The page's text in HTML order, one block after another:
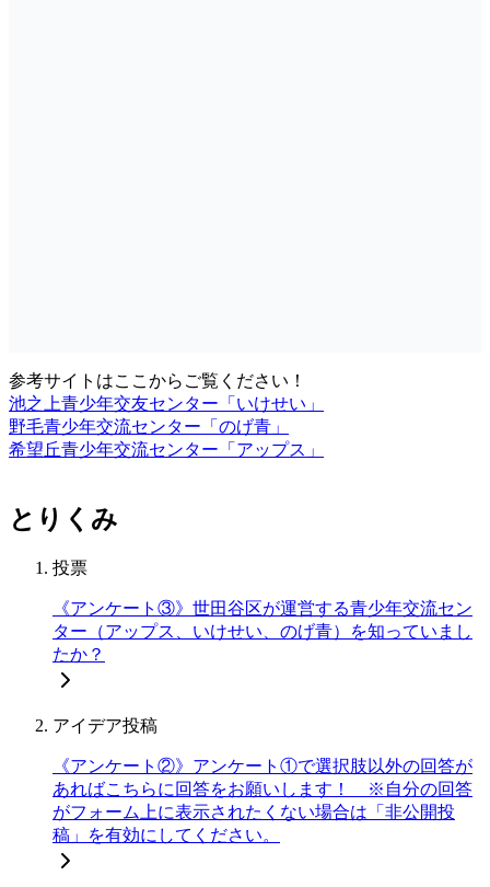
参考サイトはここからご覧ください！
池之上青少年交友センター「いけせい」
野毛青少年交流センター「のげ青」
希望丘青少年交流センター「アップス」
とりくみ
投票
《アンケート③》世田谷区が運営する青少年交流セン
ター（アップス、いけせい、のげ青）を知っていまし
たか？
アイデア投稿
《アンケート②》アンケート①で選択肢以外の回答が
あればこちらに回答をお願いします！ ※自分の回答
がフォーム上に表示されたくない場合は「非公開投
稿」を有効にしてください。